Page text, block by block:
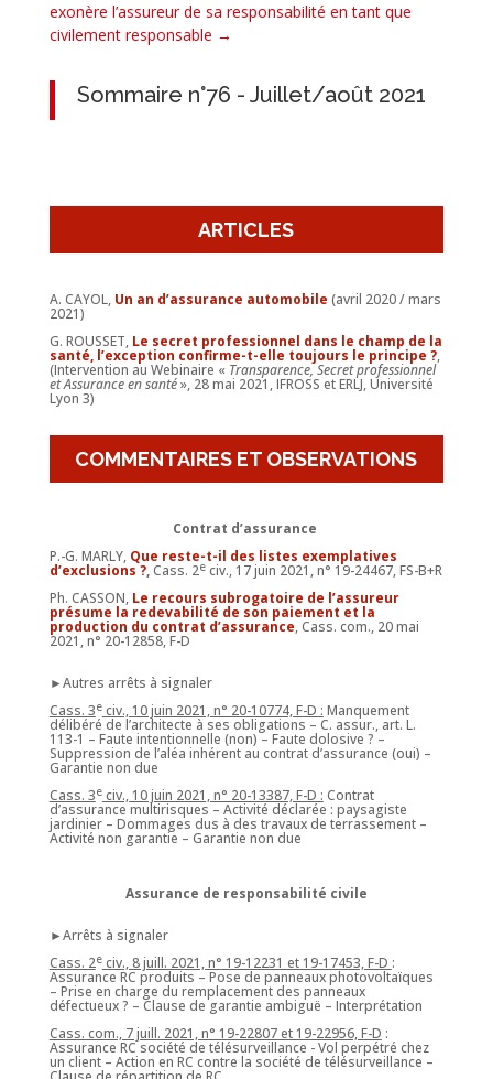
exonère l’assureur de sa responsabilité en tant que
civilement responsable →
Sommaire n°76 - Juillet/août 2021
ARTICLES
A. CAYOL, Un an d’assurance automobile (avril 2020 / mars
2021)
G. ROUSSET, Le secret professionnel dans le champ de la
santé, l’exception confirme-t-elle toujours le principe ?,
(Intervention au Webinaire « Transparence, Secret professionnel
et Assurance en santé», 28 mai 2021, IFROSS et ERLJ, Université
Lyon 3)
COMMENTAIRES ET OBSERVATIONS
Contrat d’assurance
P.-G. MARLY, Que reste-t-il des listes exemplatives
d’exclusions ?,Cass. 2eciv., 17 juin 2021, n° 19-24467, FS-B+R
Ph. CASSON, Le recours subrogatoire de l’assureur
présume la redevabilité de son paiement et la
production du contrat d’assurance, Cass. com., 20 mai
2021, n° 20-12858, F-D
►Autres arrêts à signaler
Cass. 3eciv., 10 juin 2021, n° 20-10774, F-D : Manquement
délibéré de l’architecte à ses obligations – C. assur., art. L.
113-1 – Faute intentionnelle (non) – Faute dolosive ? –
Suppression de l’aléa inhérent au contrat d’assurance (oui) –
Garantie non due
Cass. 3eciv., 10 juin 2021, n° 20-13387, F-D : Contrat
d’assurance multirisques – Activité déclarée : paysagiste
jardinier – Dommages dus à des travaux de terrassement –
Activité non garantie – Garantie non due
Assurance de responsabilité civile
►Arrêts à signaler
Cass. 2eciv., 8 juill. 2021, n° 19-12231 et 19-17453, F-D :
Assurance RC produits – Pose de panneaux photovoltaïques
– Prise en charge du remplacement des panneaux
défectueux ? – Clause de garantie ambiguë – Interprétation
Cass. com., 7 juill. 2021, n° 19-22807 et 19-22956, F-D :
Assurance RC société de télésurveillance - Vol perpétré chez
un client – Action en RC contre la société de télésurveillance –